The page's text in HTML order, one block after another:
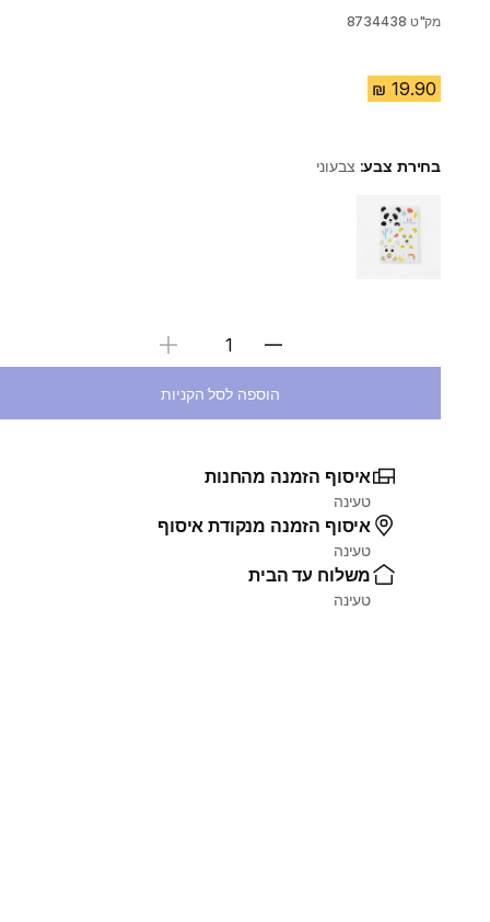
מק"ט 8734438
בחירת צבע: צבעוני
Choose a variant
בחירת כמות
הוספה לסל הקניות
איסוף הזמנה מהחנות
טעינה
איסוף הזמנה מנקודת איסוף
טעינה
משלוח עד הבית
טעינה